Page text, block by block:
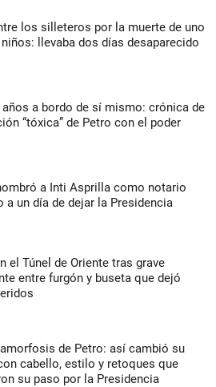
los silleteros por la muerte de uno
llevaba dos días desaparecido
años a bordo de sí mismo: crónica de
“tóxica” de Petro con el poder
a Inti Asprilla como notario
a un día de dejar la Presidencia
el Túnel de Oriente tras grave
entre furgón y buseta que dejó
de Petro: así cambió su
cabello, estilo y retoques que
su paso por la Presidencia